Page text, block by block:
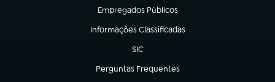
Empregados Públicos
(abre em nova aba)
Informações Classificadas
(abre em nova aba)
SIC
(abre em nova aba)
Perguntas Frequentes
(abre em nova aba)